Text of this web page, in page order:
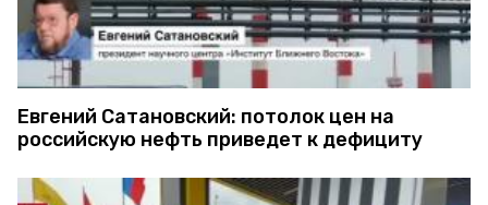
Евгений Сатановский: потолок цен на
российскую нефть приведет к дефициту